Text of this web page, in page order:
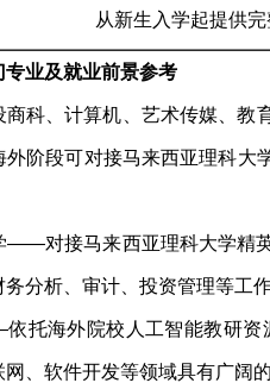
从新生入学起提供
专业及就业前景参考
商科、计算机、艺术传媒、教
外阶段可对接马来西亚理科大
——对接马来西亚理科大学精
分析、审计、投资管理等工作
托海外院校人工智能教研资
、软件开发等领域具有广阔的